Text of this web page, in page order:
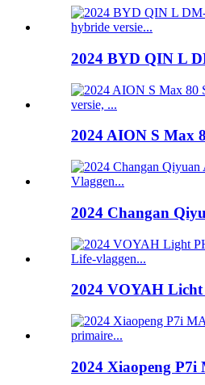
2024 BYD QIN L
2024 AION S Max
2024 Changan
2024 VOYAH
2024 Xiaopeng P7i